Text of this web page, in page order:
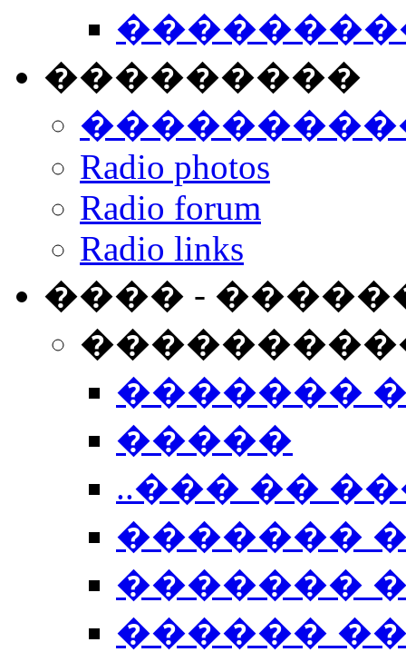
���������
Radio photos
Radio forum
Radio links
���� -
�������
�����
..��� ��
�������
�������
������